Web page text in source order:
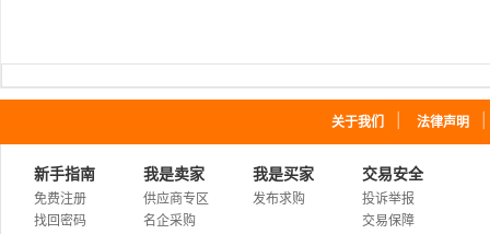
关于我们 法律声明
新手指南
免费注册
找回密码
我是卖家
供应商专区
名企采购
我是买家
发布求购
交易安全
投诉举报
交易保障